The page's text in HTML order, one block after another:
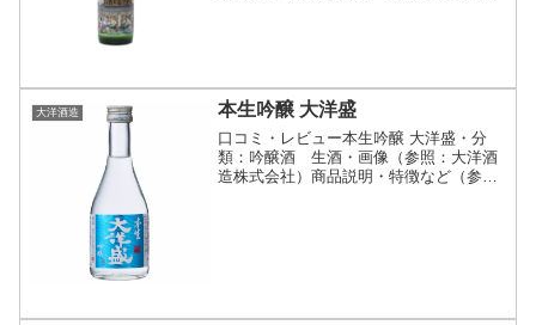
大洋酒造 本生吟醸 大洋盛
口コミ・レビュー本生吟醸 大洋盛・分
類：吟醸酒 生酒・画像（参照：大洋酒
造株式会社）商品説明・特徴など（参